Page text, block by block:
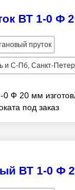
ВТ 1-0 Ф
пруток
С-Пб, Санкт-Петербург
0 Ф 20 мм
под заказ
ВТ 1-0 Ф